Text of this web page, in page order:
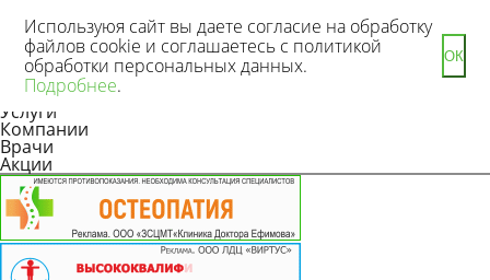
Новости
Статьи
Услуги
Компании
Врачи
Акции
Используюя сайт вы даете согласие на обработку
файлов cookie и соглашаетесь с политикой
обработки персональных данных.
Подробнее.
ОК